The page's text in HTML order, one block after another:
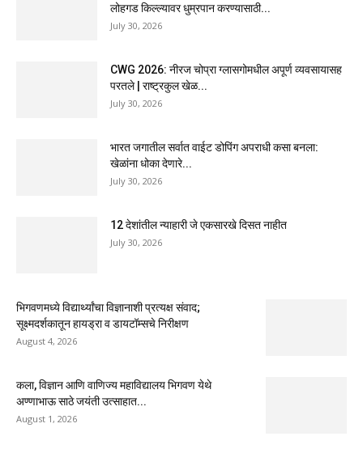
लोहगड किल्ल्यावर धुम्रपान करण्यासाठी...
July 30, 2026
CWG 2026: नीरज चोप्रा ग्लासगोमधील अपूर्ण व्यवसायासह
परतले | राष्ट्रकुल खेळ...
July 30, 2026
भारत जगातील सर्वात वाईट डोपिंग अपराधी कसा बनला:
खेळांना धोका देणारे...
July 30, 2026
12 देशांतील न्याहारी जे एकसारखे दिसत नाहीत
July 30, 2026
भिगवणमध्ये विद्यार्थ्यांचा विज्ञानाशी प्रत्यक्ष संवाद;
सूक्ष्मदर्शकातून हायड्रा व डायटॉम्सचे निरीक्षण
August 4, 2026
कला, विज्ञान आणि वाणिज्य महाविद्यालय भिगवण येथे
अण्णाभाऊ साठे जयंती उत्साहात...
August 1, 2026